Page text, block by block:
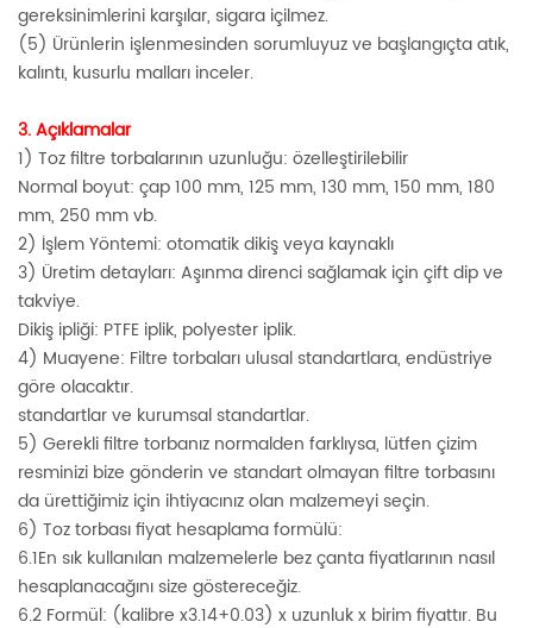
gereksinimlerini karşılar, sigara içilmez.
(5) Ürünlerin işlenmesinden sorumluyuz ve başlangıçta atık,
kalıntı, kusurlu malları inceler.
3. Açıklamalar
1) Toz filtre torbalarının uzunluğu: özelleştirilebilir
Normal boyut: çap 100 mm, 125 mm, 130 mm, 150 mm, 180
mm, 250 mm vb.
2) İşlem Yöntemi: otomatik dikiş veya kaynaklı
3) Üretim detayları: Aşınma direnci sağlamak için çift dip ve
takviye.
Dikiş ipliği: PTFE iplik, polyester iplik.
4) Muayene: Filtre torbaları ulusal standartlara, endüstriye
göre olacaktır.
standartlar ve kurumsal standartlar.
5) Gerekli filtre torbanız normalden farklıysa, lütfen çizim
resminizi bize gönderin ve standart olmayan filtre torbasını
da ürettiğimiz için ihtiyacınız olan malzemeyi seçin.
6) Toz torbası fiyat hesaplama formülü:
6.1En sık kullanılan malzemelerle bez çanta fiyatlarının nasıl
hesaplanacağını size göstereceğiz.
6.2 Formül: (kalibre x3.14+0.03) x uzunluk x birim fiyattır. Bu